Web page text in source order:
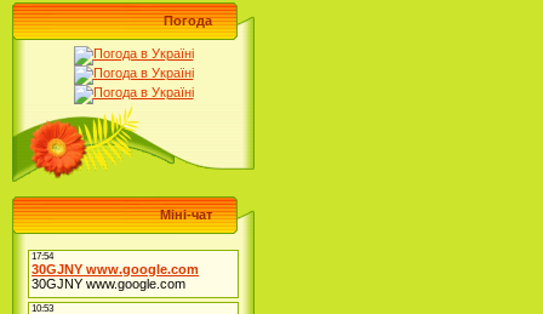
Погода
Міні-чат